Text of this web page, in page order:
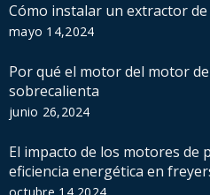
Cómo instalar un extractor
mayo 14,2024
Por qué el motor del motor
sobrecalienta
junio 26,2024
El impacto de los motores de
eficiencia energética en